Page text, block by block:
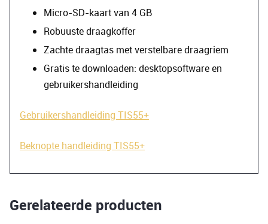
Micro-SD-kaart van 4 GB
Robuuste draagkoffer
Zachte draagtas met verstelbare draagriem
Gratis te downloaden: desktopsoftware en
gebruikershandleiding
Gebruikershandleiding TIS55+
Beknopte handleiding TIS55+
Gerelateerde producten